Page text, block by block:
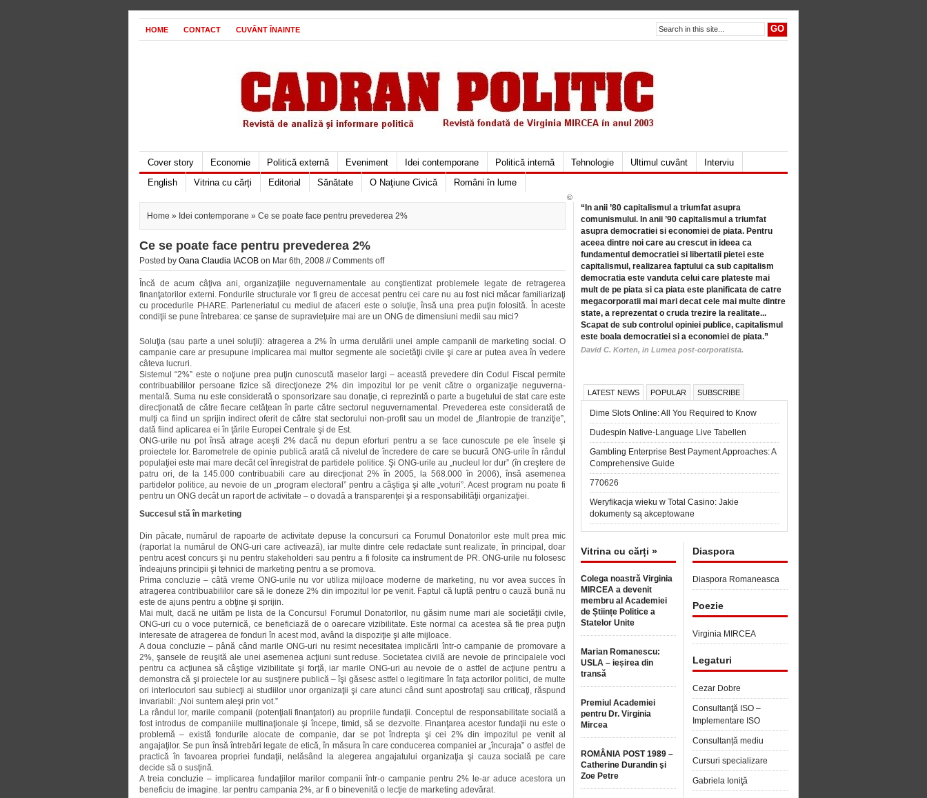
HOME CONTACT CUVÂNT ÎNAINTE
Cover story Economie Politică externă Eveniment Idei contemporane Politică internă Tehnologie Ultimul cuvânt
Interviu
English
Vitrina cu cărți Editorial Sănătate O Naţiune Civică Români în lume
Home » Idei contemporane » Ce se poate face pentru prevederea 2%
Ce se poate face pentru prevederea 2%
Posted by Oana Claudia IACOB on Mar 6th, 2008 //Comments off
Încă de acum câţiva ani, organizaţiile neguvernamentale au conştientizat problemele legate de retragerea
finanţatorilor externi. Fondurile structurale vor fi greu de accesat pentru cei care nu au fost nici măcar familiarizaţi
cu procedurile PHARE. Parteneriatul cu mediul de afaceri este o soluţie, însă una prea puţin folosită. În aceste
condiţii se pune întrebarea: ce şanse de supravieţuire mai are un ONG de dimensiuni medii sau mici?
Soluţia (sau parte a unei soluţii): atragerea a 2% în urma derulării unei ample cam­panii de marketing social. O
cam­panie care ar presupune implicarea mai multor segmente ale societăţii civile şi care ar putea avea în vedere
câteva lucruri.
Sistemul “2%” este o noţiune prea puţin cunoscută maselor largi – această prevedere din Codul Fiscal permite
contribuabililor persoane fizice să direcţioneze 2% din impozitul lor pe venit către o organizaţie neguver­na­
mentală. Suma nu este considerată o sponsorizare sau donaţie, ci reprezintă o parte a bugetului de stat care este
direcţionată de către fiecare cetăţean în parte către sectorul neguver­na­men­tal. Prevederea este considerată de
mulţi ca fiind un sprijin indirect oferit de către stat sectorului non-profit sau un model de „filantropie de tranziţie”,
dată fiind aplicarea ei în ţările Europei Centrale şi de Est.
ONG-urile nu pot însă atrage aceşti 2% dacă nu depun eforturi pentru a se face cunoscute pe ele însele şi
proiectele lor. Barometrele de opinie publică arată că nivelul de încredere de care se bucură ONG-urile în rândul
populaţiei este mai mare decât cel înregistrat de partidele politice. Şi ONG-urile au „nucleul lor dur” (în creş­tere de
patru ori, de la 145.000 contribuabili care au direcţionat 2% în 2005, la 568.000 în 2006), însă asemenea
partidelor politice, au ne­voie de un „program electoral” pentru a câştiga şi alte „voturi”. Acest program nu poate fi
pentru un ONG decât un raport de activitate – o dovadă a transparenţei şi a responsabilităţii organizaţiei.
Succesul stă în marketing
Din păcate, numărul de rapoarte de activitate depuse la concursuri ca Forumul Donatorilor este mult prea mic
(raportat la numărul de ONG-uri care activează), iar multe dintre cele redac­tate sunt realizate, în principal, doar
pentru acest concurs şi nu pentru stakeholderi sau pentru a fi folosite ca instrument de PR. ONG-urile nu folo­sesc
îndeajuns principii şi tehnici de marketing pentru a se promova.
Prima concluzie – câtă vreme ONG-urile nu vor utiliza mijloace moderne de marketing, nu vor avea succes în
atragerea contribuabililor care să le doneze 2% din impozitul lor pe venit. Faptul că luptă pentru o cauză bună nu
este de ajuns pentru a obţine şi sprijin.
Mai mult, dacă ne uităm pe lista de la Concursul Forumul Donatorilor, nu găsim nume mari ale societăţii civile,
ONG-uri cu o voce puternică, ce bene­ficiază de o oarecare vizibilitate. Este normal ca acestea să fie prea puţin
interesate de atragerea de fonduri în acest mod, având la dispoziţie şi alte mijloace.
A doua concluzie – până când marile ONG-uri nu resimt necesitatea implicării într-o campanie de pro­mo­va­re a
2%, şansele de reuşită ale unei asemenea acţiuni sunt reduse. Socie­tatea civilă are nevoie de principalele voci
pentru ca acţiunea să câştige vizibilitate şi forţă, iar marile ONG-uri au nevoie de o astfel de acţiune pentru a
demonstra că şi proiectele lor au susţinere publică – îşi găsesc astfel o legitimare în faţa actorilor politici, de multe
ori interlocutori sau subiecţi ai studiilor unor organizaţii şi care atunci când sunt apostrofaţi sau criticaţi, răspund
invariabil: „Noi suntem aleşi prin vot.”
La rândul lor, marile companii (po­ten­ţiali finanţatori) au propriile fundaţii. Conceptul de responsabilitate socială a
fost introdus de companiile multina­ţio­nale şi începe, timid, să se dezvolte. Finanţarea acestor fundaţii nu este o
problemă – există fondurile alocate de companie, dar se pot îndrepta şi cei 2% din impozitul pe venit al
angajaţilor. Se pun însă întrebări legate de etică, în măsura în care conducerea companiei ar „încu­raja” o astfel de
practică în favoarea propriei fundaţii, nelăsând la alegerea angajatului organizaţia şi cauza socială pe care
decide să o susţină.
A treia concluzie – implicarea fun­daţiilor marilor companii într-o cam­panie pentru 2% le-ar aduce acestora un
beneficiu de imagine. Iar pentru campania 2%, ar fi o binevenită o lecţie de marketing adevărat.
“In anii ’80 capitalismul a triumfat asupra
comunismului. In anii ’90 capitalismul a triumfat
asupra democratiei si economiei de piata. Pentru
aceea dintre noi care au crescut in ideea ca
fundamentul democratiei si libertatii pietei este
capitalismul, realizarea faptului ca sub capitalism
democratia este vanduta celui care plateste mai
mult de pe piata si ca piata este planificata de catre
megacorporatii mai mari decat cele mai multe dintre
state, a reprezentat o cruda trezire la realitate...
Scapat de sub controlul opiniei publice, capitalismul
este boala democratiei si a economiei de piata.”
David C. Korten, in Lumea post-corporatista.
LATEST NEWS POPULAR SUBSCRIBE
Dime Slots Online: All You Required to Know
Dudespin Native-Language Live Tabellen
Gambling Enterprise Best Payment Approaches: A
Comprehensive Guide
770626
Weryfikacja wieku w Total Casino: Jakie
dokumenty są akceptowane
Vitrina cu cărți »
Colega noastră Virginia
MIRCEA a devenit
membru al Academiei
de Științe Politice a
Statelor Unite
Marian Romanescu:
USLA – ieșirea din
transă
Premiul Academiei
pentru Dr. Virginia
Mircea
ROMÂNIA POST 1989 –
Catherine Durandin şi
Zoe Petre
Diaspora
Diaspora Romaneasca
Poezie
Virginia MIRCEA
Legaturi
Cezar Dobre
Consultanţă ISO –
Implementare ISO
Consultanță mediu
Cursuri specializare
Gabriela Ioniţă
©